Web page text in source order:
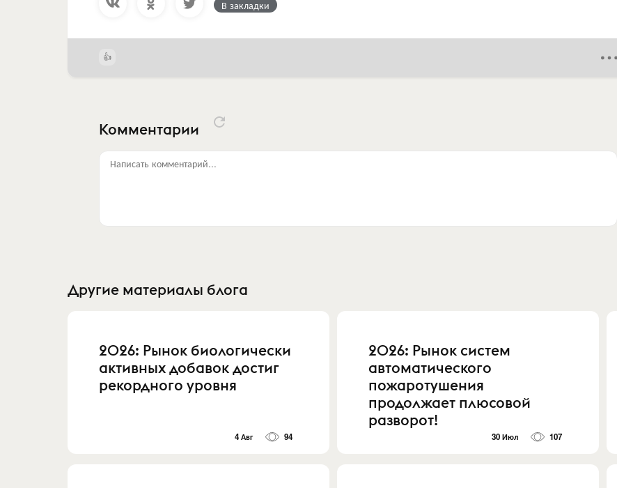
В закладки
Комментарии
Написать комментарий...
Другие материалы блога
2026: Рынок биологически
активных добавок достиг
рекордного уровня
4 Авг 94
2026: Рынок систем
автоматического
пожаротушения
продолжает плюсовой
разворот!
30 Июл 107